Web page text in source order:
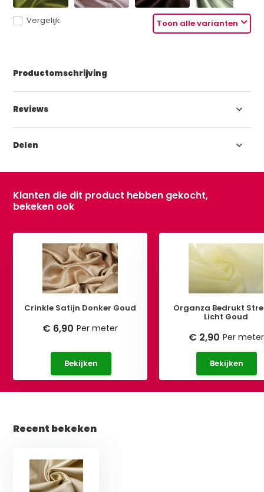
Toon alle varianten
Vergelijk
Productomschrijving
Reviews
Delen
Klanten die dit product hebben gekocht,
bekeken ook
Crinkle Satijn Donker Goud
€ 6,90 Per meter
Bekijken
Organza Bedrukt
Licht Goud
€ 2,90 Per meter
Bekijken
Recent bekeken